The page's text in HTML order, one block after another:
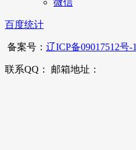
百度统计
备案号： 辽ICP备09017512号-1
联系QQ： 邮箱地址：